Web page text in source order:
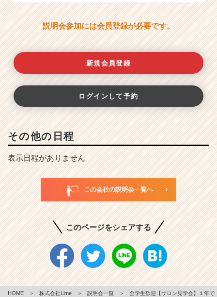
説明会参加には会員登録が必要です。
新規会員登録
ログインして予約
その他の日程
表示日程がありません
この会社の説明会一覧へ
このページをシェアする
HOME ＞ 株式会社Lime ＞ 説明会一覧 ＞
全学生歓迎【サロン見学会】１年で